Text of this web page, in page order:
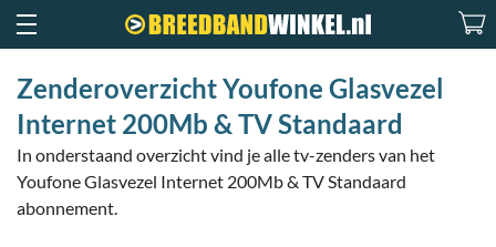
Zenderoverzicht Youfone Glasvezel
Internet 200Mb & TV Standaard
In onderstaand overzicht vind je alle tv-zenders van het
Youfone Glasvezel Internet 200Mb & TV Standaard
abonnement.